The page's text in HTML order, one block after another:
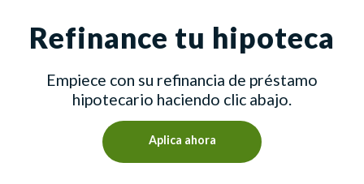
Refinance tu hipoteca
Empiece con su refinancia de préstamo
hipotecario haciendo clic abajo.
Aplica ahora